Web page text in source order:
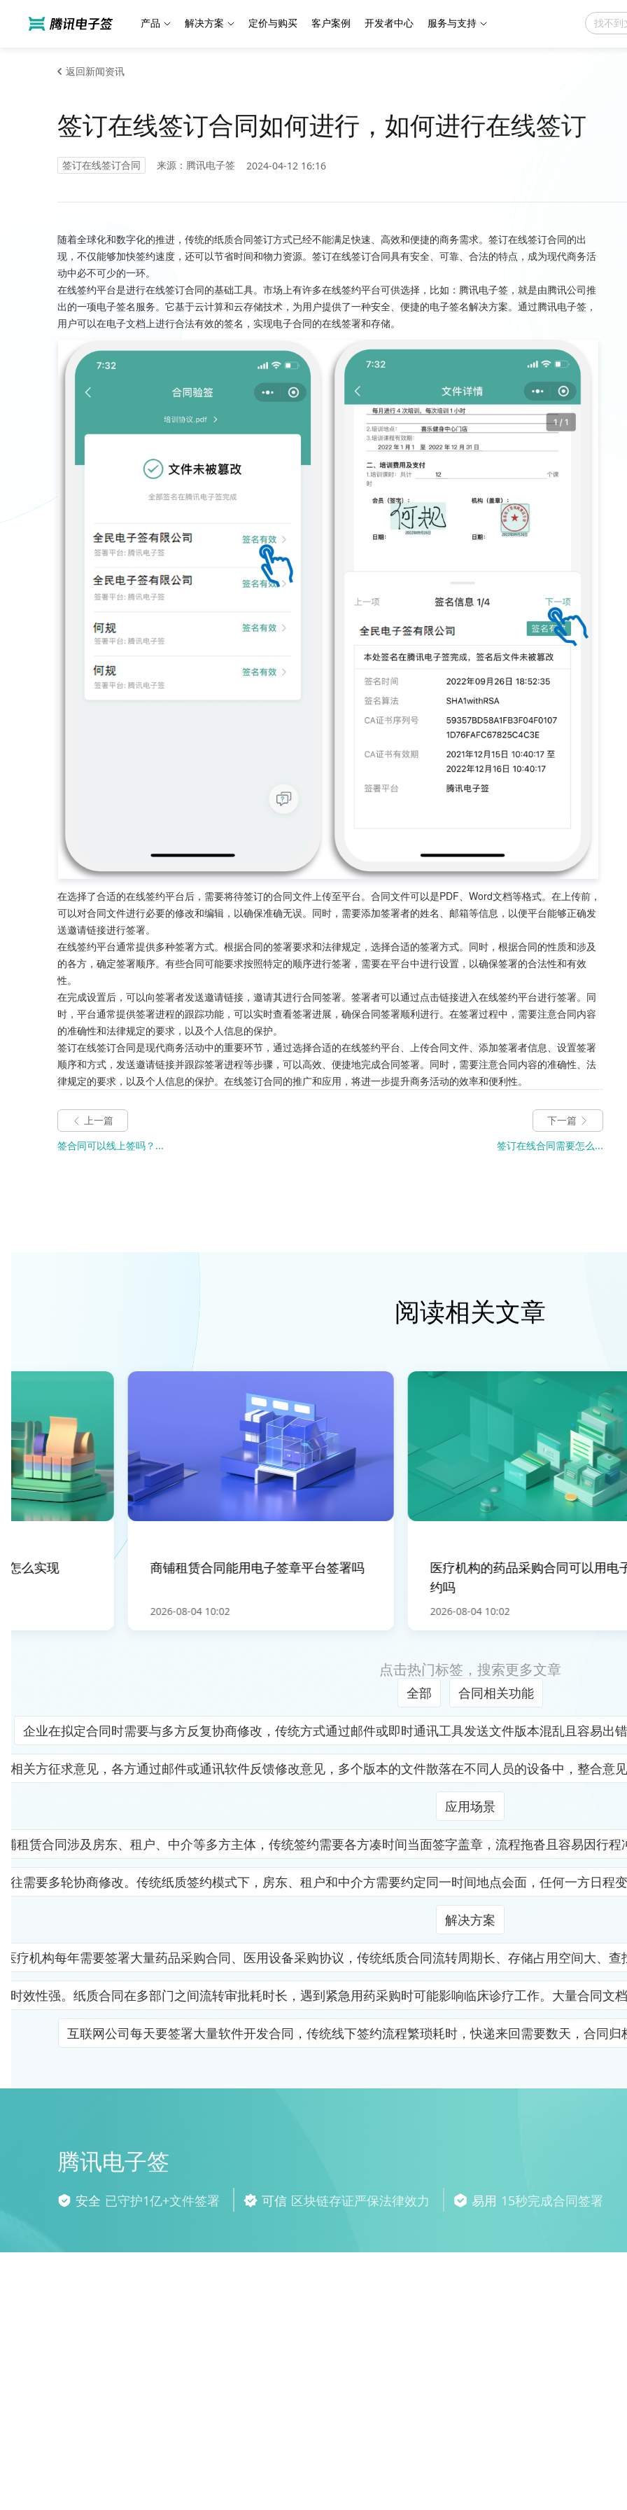
产品 解决方案 定价与购买 客户案例 开发者中心 服务与支持
返回新闻资讯
签订在线签订合同如何进行，如何进行在线签订
签订在线签订合同 来源：腾讯电子签 2024-04-12 16:16
随着全球化和数字化的推进，传统的纸质合同签订方式已经不能满足快速、高效和便捷的商务需求。签订在线签订合同的出
现，不仅能够加快签约速度，还可以节省时间和物力资源。签订在线签订合同具有安全、可靠、合法的特点，成为现代商务活
动中必不可少的一环。
在线签约平台是进行在线签订合同的基础工具。市场上有许多在线签约平台可供选择，比如：腾讯电子签，就是由腾讯公司推
出的一项电子签名服务。它基于云计算和云存储技术，为用户提供了一种安全、便捷的电子签名解决方案。通过腾讯电子签，
用户可以在电子文档上进行合法有效的签名，实现电子合同的在线签署和存储。
在选择了合适的在线签约平台后，需要将待签订的合同文件上传至平台。合同文件可以是PDF、Word文档等格式。在上传前，
可以对合同文件进行必要的修改和编辑，以确保准确无误。同时，需要添加签署者的姓名、邮箱等信息，以便平台能够正确发
送邀请链接进行签署。
在线签约平台通常提供多种签署方式。根据合同的签署要求和法律规定，选择合适的签署方式。同时，根据合同的性质和涉及
的各方，确定签署顺序。有些合同可能要求按照特定的顺序进行签署，需要在平台中进行设置，以确保签署的合法性和有效
性。
在完成设置后，可以向签署者发送邀请链接，邀请其进行合同签署。签署者可以通过点击链接进入在线签约平台进行签署。同
时，平台通常提供签署进程的跟踪功能，可以实时查看签署进展，确保合同签署顺利进行。在签署过程中，需要注意合同内容
的准确性和法律规定的要求，以及个人信息的保护。
签订在线签订合同是现代商务活动中的重要环节，通过选择合适的在线签约平台、上传合同文件、添加签署者信息、设置签署
顺序和方式，发送邀请链接并跟踪签署进程等步骤，可以高效、便捷地完成合同签署。同时，需要注意合同内容的准确性、法
律规定的要求，以及个人信息的保护。在线签订合同的推广和应用，将进一步提升商务活动的效率和便利性。
上一篇
签合同可以线上签吗？...
下一篇
签订在线合同需要怎么...
阅读相关文章
么实现 商铺租赁合同能用电子签章平台签署吗
2026-08-04 10:02
医疗机构的药品采购合同可以用电子
约吗
2026-08-04 10:02
点击热门标签，搜索更多文章
全部 合同相关功能
企业在拟定合同时需要与多方反复协商修改，传统方式通过邮件或即时通讯工具发送文件版本混乱且容易出
关方征求意见，各方通过邮件或通讯软件反馈修改意见，多个版本的文件散落在不同人员的设备中，整
应用场景
铺租赁合同涉及房东、租户、中介等多方主体，传统签约需要各方凑时间当面签字盖章，流程拖沓且容易因行
需要多轮协商修改。传统纸质签约模式下，房东、租户和中介方需要约定同一时间地点会面，任何一方
解决方案
医疗机构每年需要签署大量药品采购合同、医用设备采购协议，传统纸质合同流转周期长、存储占用空间大、
效性强。纸质合同在多部门之间流转审批耗时长，遇到紧急用药采购时可能影响临床诊疗工作。大量合
互联网公司每天要签署大量软件开发合同，传统线下签约流程繁琐耗时，快递来回需要数天，合同
腾讯电子签
安全 已守护1亿+文件签署 可信 区块链存证严保法律效力 易用 15秒完成合同签署